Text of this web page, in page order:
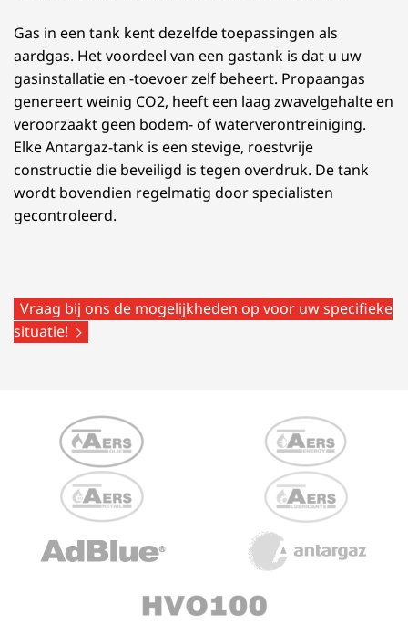
Gas in een tank kent dezelfde toepassingen als
aardgas. Het voordeel van een gastank is dat u uw
gasinstallatie en -toevoer zelf beheert. Propaangas
genereert weinig CO2, heeft een laag zwavelgehalte en
veroorzaakt geen bodem- of waterverontreiniging.
Elke Antargaz-tank is een stevige, roestvrije
constructie die beveiligd is tegen overdruk. De tank
wordt bovendien regelmatig door specialisten
gecontroleerd.
Vraag bij ons de mogelijkheden op voor uw specifieke
situatie!